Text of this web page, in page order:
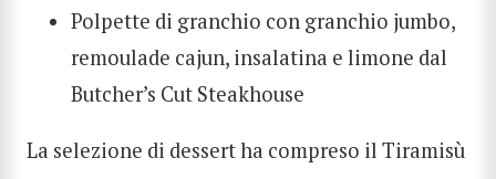
Polpette di granchio con granchio jumbo,
remoulade cajun, insalatina e limone dal
Butcher’s Cut Steakhouse
La selezione di dessert ha compreso il Tiramisù